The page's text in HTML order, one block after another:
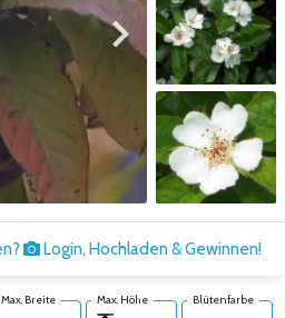
Zum nächsten Bild
Zum nächsten Bild
Login, Hochladen & Gewinnen!
Max. Breite Max. Höhe Blütenfarbe